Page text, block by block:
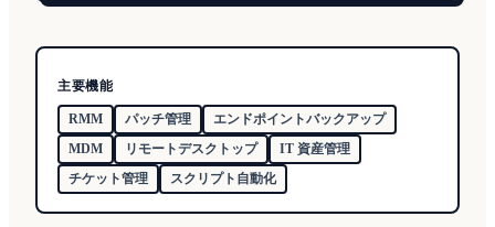
主要機能
RMM パッチ管理
エンドポイントバックアップ
MDM
リモートデスクトップ
IT 資産管理
チケット管理
スクリプト自動化